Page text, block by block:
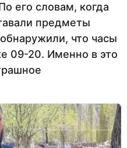
его словам, когда
предметы
что часы
09-20. Именно в это